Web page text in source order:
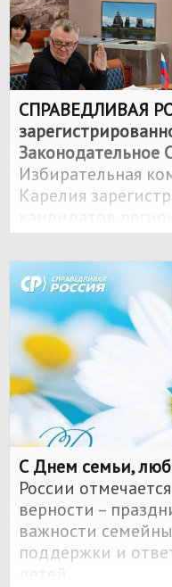
СПРАВЕДЛИВАЯ
Законодательное
Избирательная
Карелия
партии
депутатов
восьмого созыва.
С Днем семьи,
России
верности –
важности
поддержки и
детей.